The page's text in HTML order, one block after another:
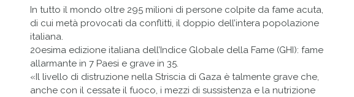
In tutto il mondo oltre 295 milioni di persone colpite da fame acuta,
di cui metà provocati da conflitti, il doppio dell’intera popolazione
italiana.
20esima edizione italiana dell’Indice Globale della Fame (GHI): fame
allarmante in 7 Paesi e grave in 35.
«Il livello di distruzione nella Striscia di Gaza è talmente grave che,
anche con il cessate il fuoco, i mezzi di sussistenza e la nutrizione